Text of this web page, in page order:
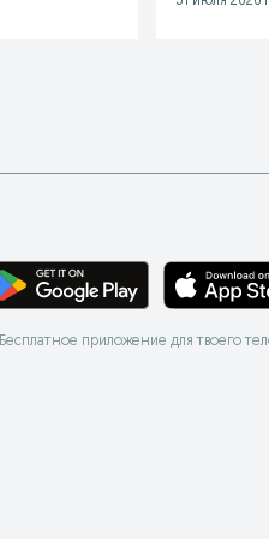
Бесплатное приложение для твоего